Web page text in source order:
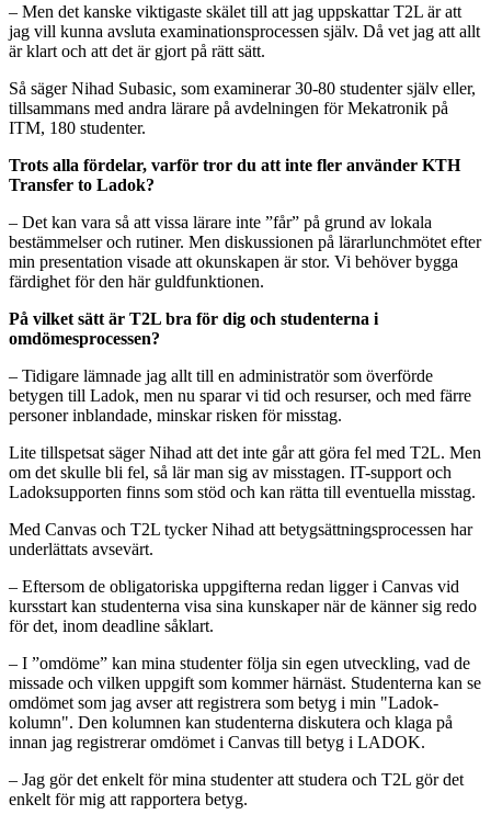
– Men det kanske viktigaste skälet till att jag uppskattar T2L är att
jag vill kunna avsluta examinationsprocessen själv. Då vet jag att allt
är klart och att det är gjort på rätt sätt.
Så säger Nihad Subasic, som examinerar 30-80 studenter själv eller,
tillsammans med andra lärare på avdelningen för Mekatronik på
ITM, 180 studenter.
Trots alla fördelar, varför tror du att inte fler använder KTH
Transfer to Ladok?
– Det kan vara så att vissa lärare inte ”får” på grund av lokala
bestämmelser och rutiner. Men diskussionen på lärarlunchmötet efter
min presentation visade att okunskapen är stor. Vi behöver bygga
färdighet för den här guldfunktionen.
På vilket sätt är T2L bra för dig och studenterna i
omdömesprocessen?
– Tidigare lämnade jag allt till en administratör som överförde
betygen till Ladok, men nu sparar vi tid och resurser, och med färre
personer inblandade, minskar risken för misstag.
Lite tillspetsat säger Nihad att det inte går att göra fel med T2L. Men
om det skulle bli fel, så lär man sig av misstagen. IT-support och
Ladoksupporten finns som stöd och kan rätta till eventuella misstag.
Med Canvas och T2L tycker Nihad att betygsättningsprocessen har
underlättats avsevärt.
– Eftersom de obligatoriska uppgifterna redan ligger i Canvas vid
kursstart kan studenterna visa sina kunskaper när de känner sig redo
för det, inom deadline såklart.
– I ”omdöme” kan mina studenter följa sin egen utveckling, vad de
missade och vilken uppgift som kommer härnäst. Studenterna kan se
omdömet som jag avser att registrera som betyg i min "Ladok-
kolumn". Den kolumnen kan studenterna diskutera och klaga på
innan jag registrerar omdömet i Canvas till betyg i LADOK.
– Jag gör det enkelt för mina studenter att studera och T2L gör det
enkelt för mig att rapportera betyg.